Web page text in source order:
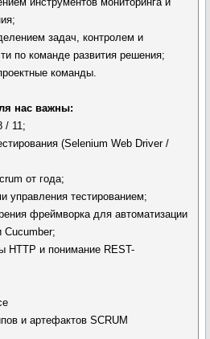
задач, контролем и
по команде развития решения;
команды.
нас важны:
/ 11;
(Selenium Web Driver /
от года;
управления тестированием;
фреймворка для автоматизации
Cucumber;
HTTP и понимание REST-
и артефактов SCRUM